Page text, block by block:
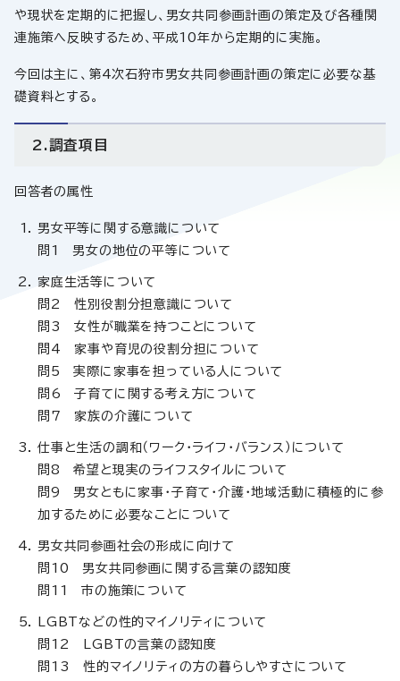
や現状を定期的に把握し、男女共同参画計画の策定及び各種関
連施策へ反映するため、平成10年から定期的に実施。
今回は主に、第4次石狩市男女共同参画計画の策定に必要な基
礎資料とする。
2.調査項目
回答者の属性
男女平等に関する意識について
問1 男女の地位の平等について
家庭生活等について
問2 性別役割分担意識について
問3 女性が職業を持つことについて
問4 家事や育児の役割分担について
問5 実際に家事を担っている人について
問6 子育てに関する考え方について
問7 家族の介護について
仕事と生活の調和（ワーク・ライフ・バランス）について
問8 希望と現実のライフスタイルについて
問9 男女ともに家事・子育て・介護・地域活動に積極的に参
加するために必要なことについて
男女共同参画社会の形成に向けて
問10 男女共同参画に関する言葉の認知度
問11 市の施策について
LGBTなどの性的マイノリティについて
問12 LGBTの言葉の認知度
問13 性的マイノリティの方の暮らしやすさについて